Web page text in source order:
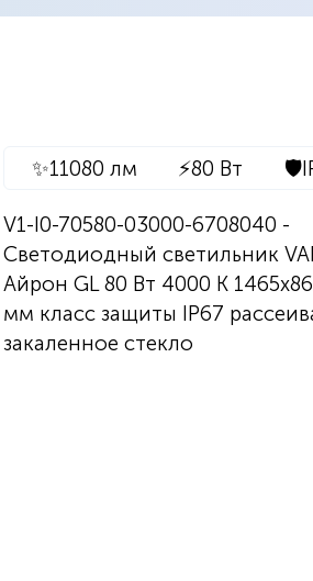
✨11080 лм ⚡80 Вт 🛡️
V1-I0-70580-03000-6708040 -
Светодиодный светильник
Айрон GL 80 Вт 4000 K
мм класс защиты IP67
закаленное стекло